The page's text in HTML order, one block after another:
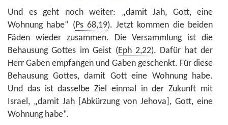
Und es geht noch weiter: „damit Jah, Gott, eine
Wohnung habe“ (Ps 68,19). Jetzt kommen die beiden
Fäden wieder zusammen. Die Versammlung ist die
Behausung Gottes im Geist (Eph 2,22). Dafür hat der
Herr Gaben empfangen und Gaben geschenkt. Für diese
Behausung Gottes, damit Gott eine Wohnung habe.
Und das ist dasselbe Ziel einmal in der Zukunft mit
Israel, „damit Jah [Abkürzung von Jehova], Gott, eine
Wohnung habe“.